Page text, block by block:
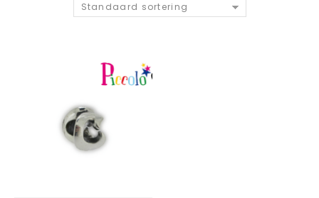
Standaard sortering